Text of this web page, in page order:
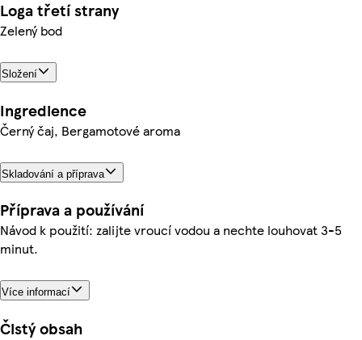
Loga třetí strany
Zelený bod
Složení
Ingredience
Černý čaj, Bergamotové aroma
Skladování a příprava
Příprava a používání
Návod k použití: zalijte vroucí vodou a nechte louhovat 3-5
minut.
Více informací
Čistý obsah